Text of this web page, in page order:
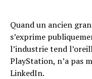
Quand un ancien
s’exprime
l’industrie tend
PlayStation, n’a pas
LinkedIn.